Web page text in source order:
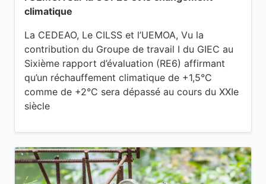
climatique
La CEDEAO, Le CILSS et l’UEMOA, Vu la
contribution du Groupe de travail I du GIEC au
Sixième rapport d’évaluation (RE6) affirmant
qu’un réchauffement climatique de +1,5°C
comme de +2°C sera dépassé au cours du XXIe
siècle